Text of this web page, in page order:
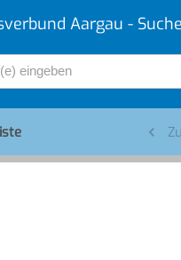
Aargau - Suche
eingeben